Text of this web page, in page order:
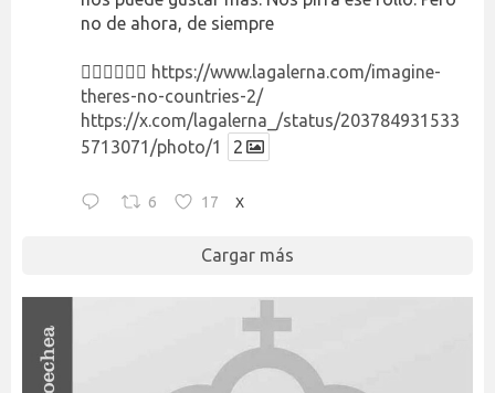
no de ahora, de siempre
👉🏻👉🏻👉🏻 https://www.lagalerna.com/imagine-
theres-no-countries-2/
https://x.com/lagalerna_/status/203784931533
5713071/photo/1
2
6 17 X
Cargar más